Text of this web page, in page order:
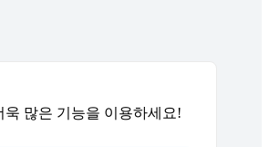
욱 많은 기능을 이용하세요!